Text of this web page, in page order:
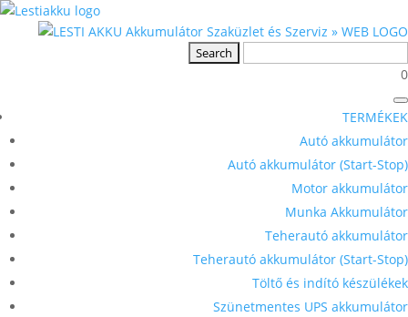
0
TERMÉKEK
Autó akkumulátor
Autó akkumulátor (Start-Stop)
Motor akkumulátor
Munka Akkumulátor
Teherautó akkumulátor
Teherautó akkumulátor (Start-Stop)
Töltő és indító készülékek
Szünetmentes UPS akkumulátor